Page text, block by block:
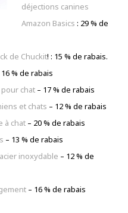
déjections canines
Amazon Basics : 29 % de
de Chuckit! : 15 % de rabais.
16 % de rabais
pour chat – 17 % de rabais
et chats – 12 % de rabais
à chat – 20 % de rabais
– 13 % de rabais
inoxydable – 12 % de
– 16 % de rabais